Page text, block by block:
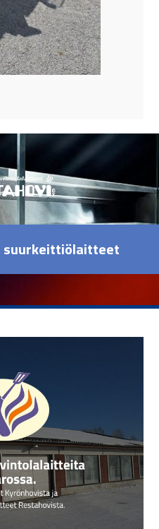
suurkeittiölaitteet